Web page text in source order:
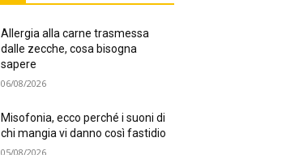
Allergia alla carne trasmessa
dalle zecche, cosa bisogna
sapere
06/08/2026
Misofonia, ecco perché i suoni di
chi mangia vi danno così fastidio
05/08/2026